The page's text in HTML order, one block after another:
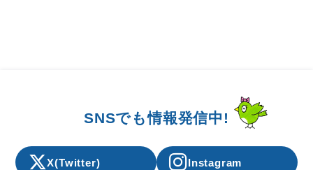
SNSでも情報発信中!
X(Twitter) Instagram